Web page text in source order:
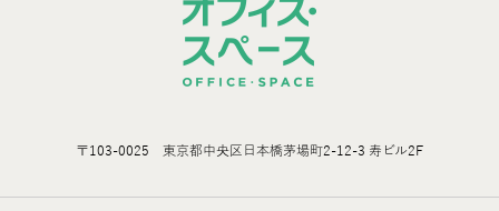
〒103-0025 東京都中央区日本橋茅場町2-12-3 寿ビル2F